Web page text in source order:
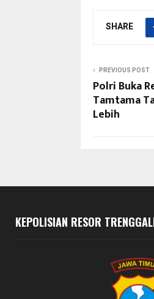
SHARE
PREVIOUS POST
Polri Buka
Tamtama
Lebih
KEPOLISIAN RESOR